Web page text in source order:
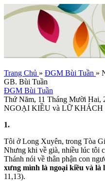
Trang Chủ » ĐGM Bùi Tuần »
GB. Bùi Tuần
ĐGM Bùi Tuần
Thứ Năm, 11 Tháng Mười Hai,
NGOẠI KIỀU và LỮ KHÁCH
1.
Tôi ở Long Xuyên, trong Tòa
Nhưng khi về già, nhiều lúc tôi
Thánh nói về thân phận con
xưng mình là ngoại kiều và
11,13).